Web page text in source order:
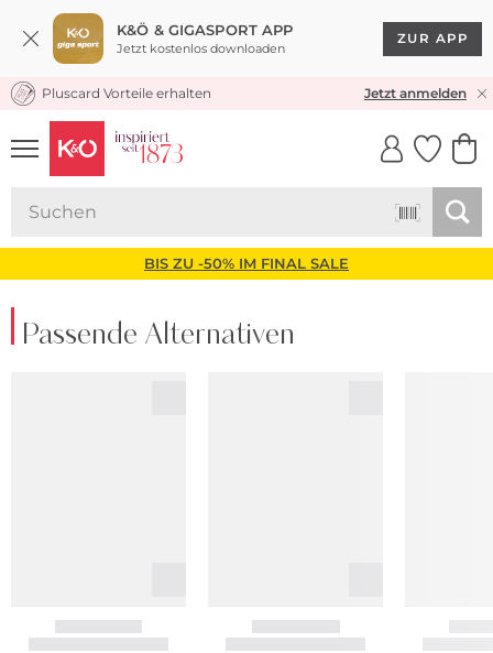
K&Ö & GIGASPORT APP
Jetzt kostenlos downloaden
ZUR APP
KOSTENLOSER VERSAND* & RÜCKVERSAND
Pluscard Vorteile erhalten Jetzt anmelden
UNSERE APP
CLICK &
BIS ZU -50% IM FINAL SALE
Passende Alternativen